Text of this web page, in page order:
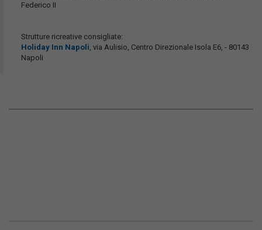
Federico II
Strutture ricreative consigliate:
Holiday Inn Napoli, via Aulisio, Centro Direzionale Isola E6, - 80143
Napoli